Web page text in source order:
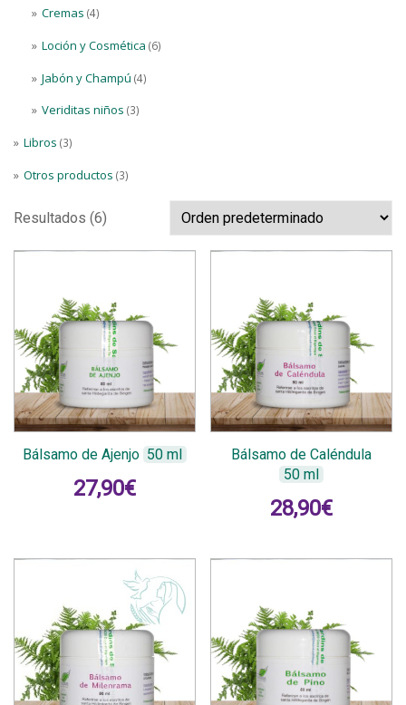
Cremas (4)
Loción y Cosmética (6)
Jabón y Champú (4)
Veriditas niños (3)
Libros (3)
Otros productos (3)
Resultados (6)
Bálsamo de Ajenjo 50 ml
27,90€
Bálsamo de Caléndula
50 ml
28,90€